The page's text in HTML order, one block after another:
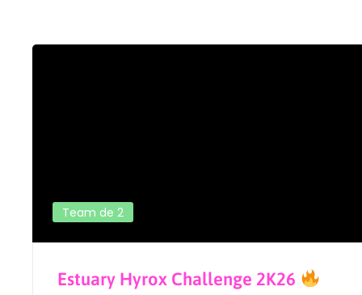
Team de 2
Estuary Hyrox Challenge 2K26